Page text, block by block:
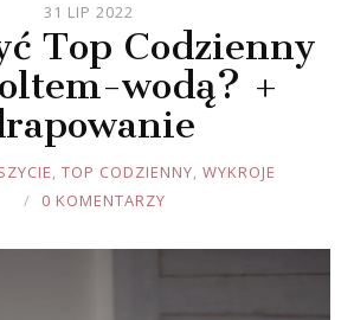
31 LIP 2022
Top Codzienny
wodą? +
, TOP CODZIENNY, WYKROJE
0 KOMENTARZY